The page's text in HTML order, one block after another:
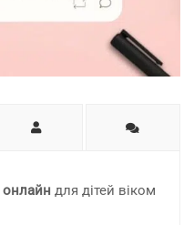
онлайн для дітей віком